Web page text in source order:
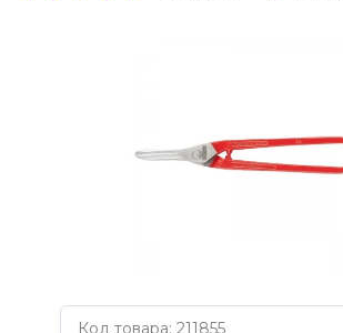
Код товара: 211855